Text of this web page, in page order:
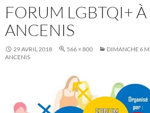
FORUM LGBTQI+ À
ANCENIS
29 AVRIL 2018 566 × 800
DIMANCHE 6
ANCENIS